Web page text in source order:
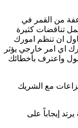
من القمر في
تناقضات كثيرة
ان تنظم امورك
اي امر خارجي يؤثر
واعترف بأخطائك
مع الشريك
إيجاباً على